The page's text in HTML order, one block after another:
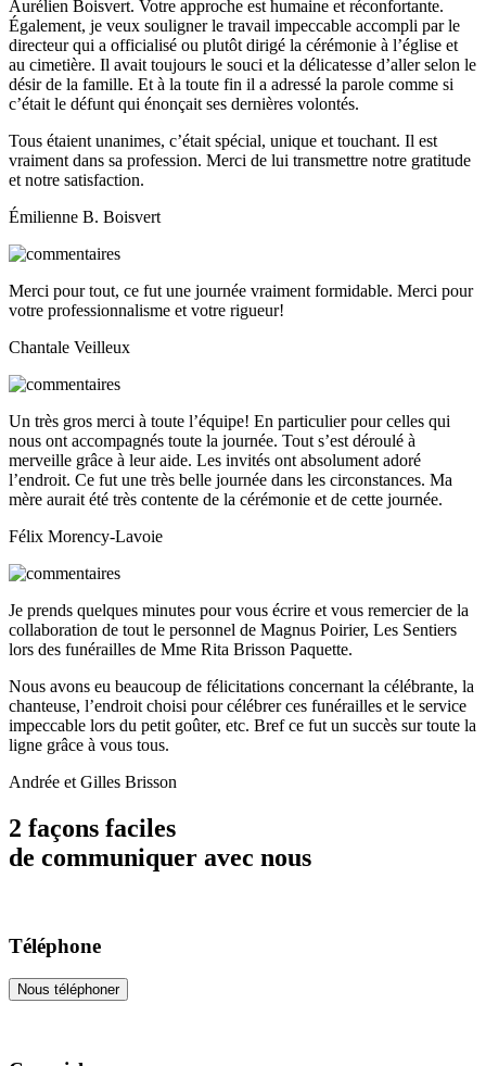
Aurélien Boisvert. Votre approche est humaine et réconfortante.
Également, je veux souligner le travail impeccable accompli par le
directeur qui a officialisé ou plutôt dirigé la cérémonie à l’église et
au cimetière. Il avait toujours le souci et la délicatesse d’aller selon le
désir de la famille. Et à la toute fin il a adressé la parole comme si
c’était le défunt qui énonçait ses dernières volontés.
Tous étaient unanimes, c’était spécial, unique et touchant. Il est
vraiment dans sa profession. Merci de lui transmettre notre gratitude
et notre satisfaction.
Émilienne B. Boisvert
Merci pour tout, ce fut une journée vraiment formidable. Merci pour
votre professionnalisme et votre rigueur!
Chantale Veilleux
Un très gros merci à toute l’équipe! En particulier pour celles qui
nous ont accompagnés toute la journée. Tout s’est déroulé à
merveille grâce à leur aide. Les invités ont absolument adoré
l’endroit. Ce fut une très belle journée dans les circonstances. Ma
mère aurait été très contente de la cérémonie et de cette journée.
Félix Morency-Lavoie
Je prends quelques minutes pour vous écrire et vous remercier de la
collaboration de tout le personnel de Magnus Poirier, Les Sentiers
lors des funérailles de Mme Rita Brisson Paquette.
Nous avons eu beaucoup de félicitations concernant la célébrante, la
chanteuse, l’endroit choisi pour célébrer ces funérailles et le service
impeccable lors du petit goûter, etc. Bref ce fut un succès sur toute la
ligne grâce à vous tous.
Andrée et Gilles Brisson
2 façons faciles
de communiquer avec nous
Téléphone
Nous téléphoner